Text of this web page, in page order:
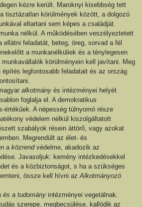
kézre került. Maroknyi kisebbség tett
tisztázatlan körülmények között, a dolgozó
eltartani sem képes a családját.
nélkül. A működésében veszélyeztetett
ellátni feladatát, beteg, öreg, sorvad a fél
a munkanélküliek és a ténylegesen
körülményein kell javítani. Meg
építés legfontosabb feladatait és az ország
alkotmány és intézményei helyét
foglalja el. A demokratikus
értékűek. A népesség túlnyomó része
védelem nélkül kiszolgáltatott
szabályok résein áttörő, vagy azokat
Megrendült az élet- és
aközrendvédelme, akadozik az
Javasoljuk: kemény intézkedésekkel
és a közbiztonságot, s ha a szükséges
össze kell hívni azAlkotmányozó
és a tudomány intézményei vegetálnak.
szerepe, megbecsülése, kallódik az